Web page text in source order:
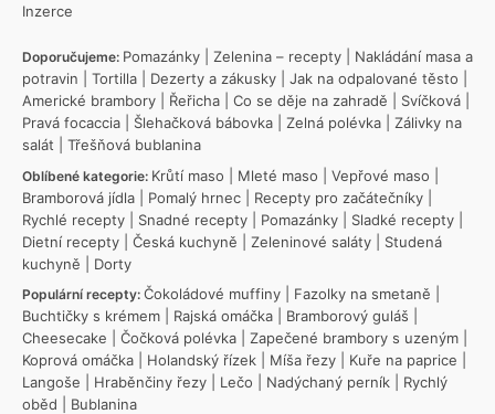
Inzerce
Doporučujeme: Pomazánky Zelenina – recepty
Nakládání masa a
potravin
Tortilla Dezerty a zákusky Jak na odpalované těsto
Americké brambory
Řeřicha Co se děje na zahradě Svíčková
Pravá focaccia
Šlehačková bábovka Zelná polévka
Zálivky na
salát
Třešňová bublanina
Oblíbené kategorie: Krůtí maso Mleté maso Vepřové maso
Bramborová jídla
Pomalý hrnec Recepty pro začátečníky
Rychlé recepty
Snadné recepty Pomazánky Sladké recepty
Dietní recepty
Česká kuchyně Zeleninové saláty
Studená
kuchyně
Dorty
Populární recepty: Čokoládové muffiny Fazolky na smetaně
Buchtičky s krémem
Rajská omáčka Bramborový guláš
Cheesecake
Čočková polévka Zapečené brambory s uzeným
Koprová omáčka
Holandský řízek Míša řezy Kuře na paprice
Langoše
Hraběnčiny řezy Lečo Nadýchaný perník
Rychlý
oběd
Bublanina